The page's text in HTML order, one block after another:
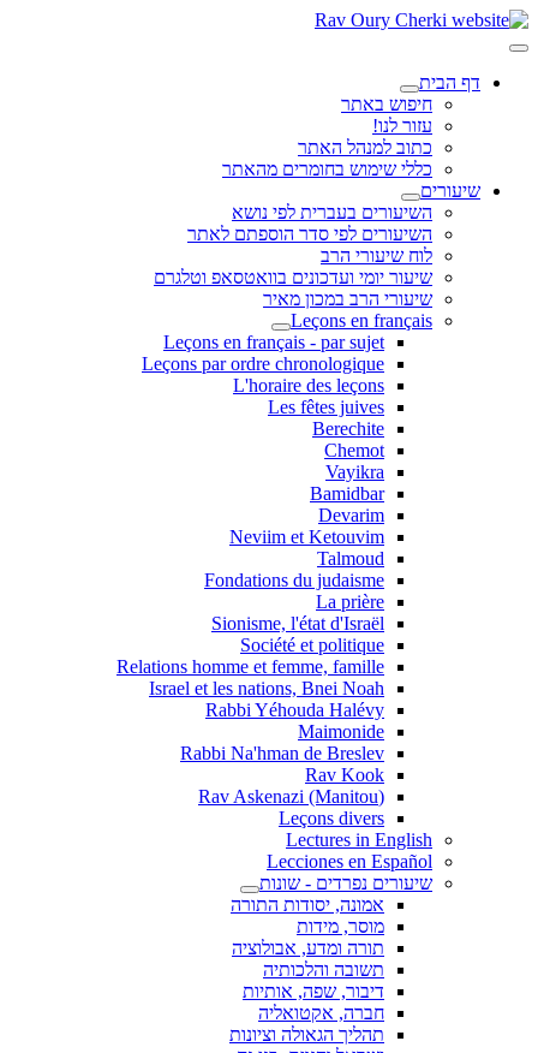
דף הבית
חיפוש באתר
עזור לנו!
כתוב למנהל האתר
כללי שימוש בחומרים מהאתר
שיעורים
השיעורים בעברית לפי נושא
השיעורים לפי סדר הוספתם לאתר
לוח שיעורי הרב
שיעור יומי ועדכונים בוואטסאפ וטלגרם
שיעורי הרב במכון מאיר
Leçons en français
Leçons en français - par sujet
Leçons par ordre chronologique
L'horaire des leçons
Les fêtes juives
Berechite
Chemot
Vayikra
Bamidbar
Devarim
Neviim et Ketouvim
Talmoud
Fondations du judaisme
La prière
Sionisme, l'état d'Israël
Société et politique
Relations homme et femme, famille
Israel et les nations, Bnei Noah
Rabbi Yéhouda Halévy
Maimonide
Rabbi Na'hman de Breslev
Rav Kook
(Rav Askenazi (Manitou
Leçons divers
Lectures in English
Lecciones en Español
שיעורים נפרדים - שונות
אמונה, יסודות התורה
מוסר, מידות
תורה ומדע, אבולוציה
תשובה והלכותיה
דיבור, שפה, אותיות
חברה, אקטואליה
תהליך הגאולה וציונות